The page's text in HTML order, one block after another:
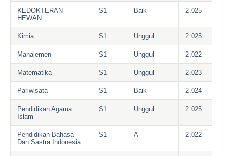
KEDOKTERAN
HEWAN
S1 Baik 2.025
Kimia S1 Unggul 2.025
Manajemen S1 Unggul 2.022
Matematika S1 Unggul 2.023
Pariwisata S1 Baik 2.024
Pendidikan Agama
Islam
S1 Unggul 2.025
Pendidikan Bahasa
Dan Sastra Indonesia
S1 A 2.022